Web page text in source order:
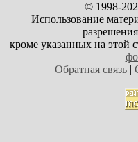
© 1998-
Использование
кроме указанных на этой
Обратная связь |